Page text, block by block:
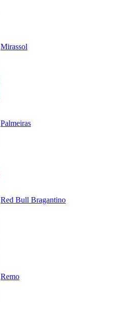
Mirassol
Palmeiras
Red Bull Bragantino
Remo